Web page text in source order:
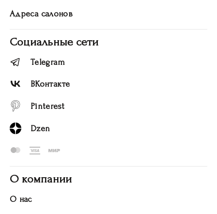
Адреса салонов
Социальные сети
Telegram
ВКонтакте
Pinterest
Dzen
О компании
О нас